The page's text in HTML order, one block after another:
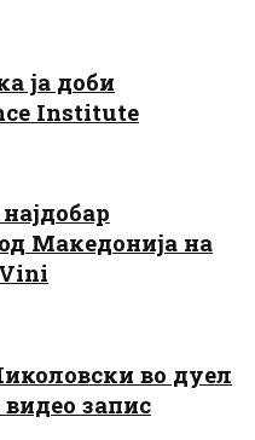
ја доби
Institute
Македонија на
во дуел
видео запис